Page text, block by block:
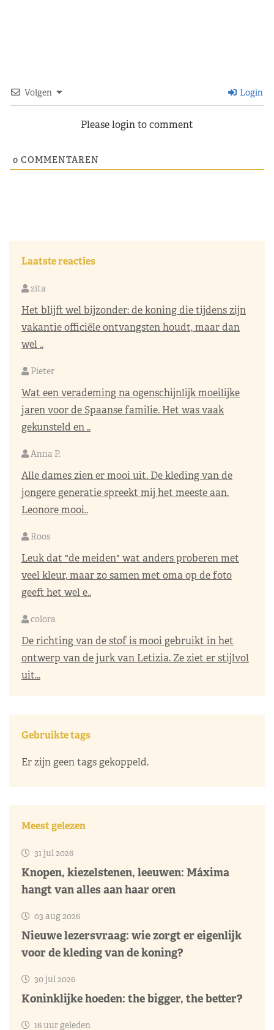
Volgen Login
Please login to comment
0 COMMENTAREN
Laatste reacties
zita
Het blijft wel bijzonder: de koning die tijdens zijn
vakantie officiële ontvangsten houdt, maar dan
wel ..
Pieter
Wat een verademing na ogenschijnlijk moeilijke
jaren voor de Spaanse familie. Het was vaak
gekunsteld en ..
Anna P.
Alle dames zien er mooi uit. De kleding van de
jongere generatie spreekt mij het meeste aan.
Leonore mooi..
Roos
Leuk dat "de meiden" wat anders proberen met
veel kleur, maar zo samen met oma op de foto
geeft het wel e..
colora
De richting van de stof is mooi gebruikt in het
ontwerp van de jurk van Letizia. Ze ziet er stijlvol
uit...
Gebruikte tags
Er zijn geen tags gekoppeld.
Meest gelezen
31 jul 2026
Knopen, kiezelstenen, leeuwen: Máxima
hangt van alles aan haar oren
03 aug 2026
Nieuwe lezersvraag: wie zorgt er eigenlijk
voor de kleding van de koning?
30 jul 2026
Koninklijke hoeden: the bigger, the better?
16 uur geleden